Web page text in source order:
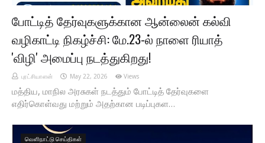
போட்டித் தேர்வுகளுக்கான ஆன்லைன் கல்வி
வழிகாட்டி நிகழ்ச்சி: மே.23-ல் நாளை ரியாத்
'விழி' அமைப்பு நடத்துகிறது!
புரட்சியாளன் May 22, 2026 Views
மத்திய, மாநில அரசுகள் நடத்தும் போட்டித் தேர்வுகளை
எதிர்கொள்வது மற்றும் அதற்கான படிப்புகள…
வெளிநாட்டு செய்திகள்